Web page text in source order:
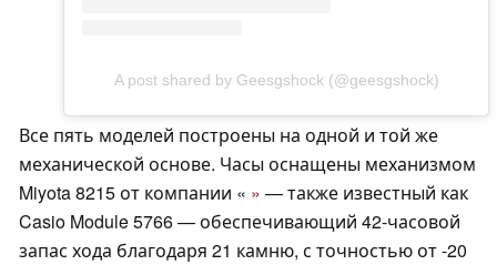
A post shared by Geesgshock (@geesgshock)
Все пять моделей построены на одной и той же
механической основе. Часы оснащены механизмом
Miyota 8215 от компании « » — также известный как
Casio Module 5766 — обеспечивающий 42-часовой
запас хода благодаря 21 камню, с точностью от -20